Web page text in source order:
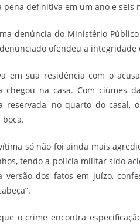
definitiva em um ano e seis
denúncia do Ministério
ofendeu a
em sua residência com o
na casa. Com ciúmes
reservada, no quarto do casal,
só não foi ainda mais
tendo a polícia militar sido
dos fatos em juízo,
o crime encontra